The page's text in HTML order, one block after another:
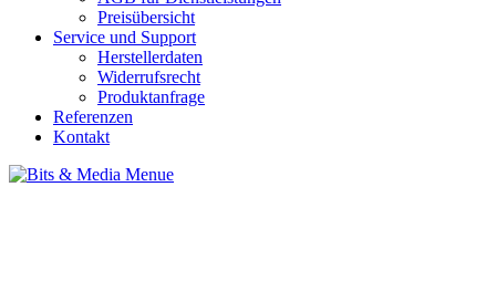
Preisübersicht
Service und Support
Herstellerdaten
Widerrufsrecht
Produktanfrage
Referenzen
Kontakt